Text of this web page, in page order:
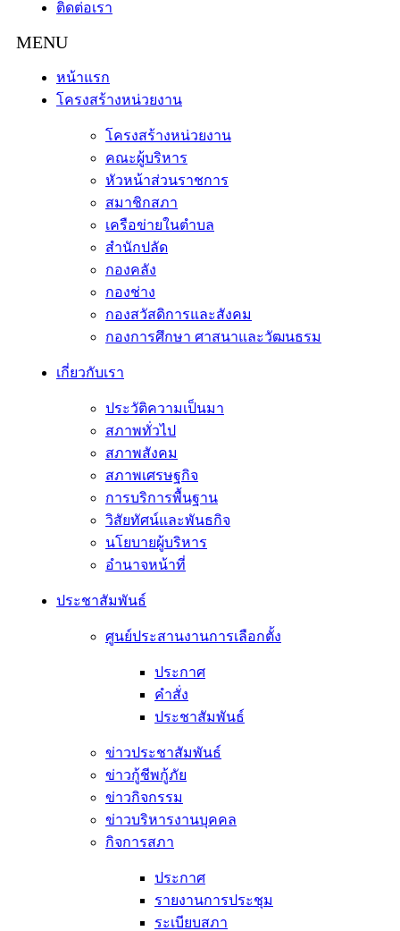
ติดต่อเรา
หน้าแรก
โครงสร้างหน่วยงาน
โครงสร้างหน่วยงาน
คณะผู้บริหาร
หัวหน้าส่วนราชการ
สมาชิกสภา
เครือข่ายในตำบล
สำนักปลัด
กองคลัง
กองช่าง
กองสวัสดิการและสังคม
กองการศึกษา ศาสนาและวัฒนธรม
เกี่ยวกับเรา
ประวัติความเป็นมา
สภาพทั่วไป
สภาพสังคม
สภาพเศรษฐกิจ
การบริการพื้นฐาน
วิสัยทัศน์และพันธกิจ
นโยบายผู้บริหาร
อํานาจหน้าที่
ประชาสัมพันธ์
ศูนย์ประสานงานการเลือกตั้ง
ประกาศ
คำสั่ง
ประชาสัมพันธ์
ข่าวประชาสัมพันธ์
ข่าวกู้ชีพกู้ภัย
ข่าวกิจกรรม
ข่าวบริหารงานบุคคล
กิจการสภา
ประกาศ
รายงานการประชุม
ระเบียบสภา